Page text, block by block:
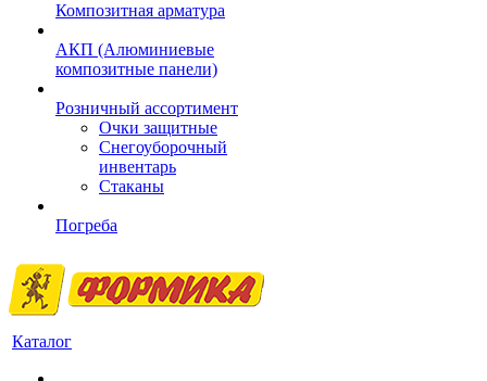
Композитная арматура
АКП (Алюминиевые
композитные панели)
Розничный ассортимент
Очки защитные
Снегоуборочный
инвентарь
Стаканы
Погреба
Каталог